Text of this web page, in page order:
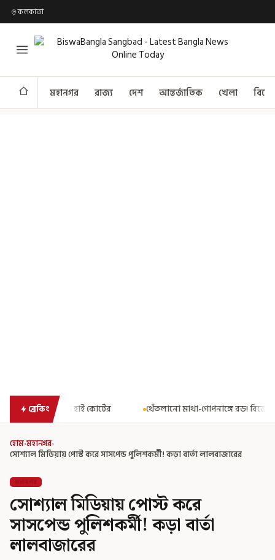
কলকাতা
মহানগর রাজ্য দেশ আন্তর্জাতিক খেলা
ব্রেকিংথেঁতলানো মাথা-গোপনাঙ্গে রড! বিজেপিশাসিত অসমে নাবালিকার
হোম›মহানগর›
সোশ্যাল মিডিয়ায় পোস্ট করে সাসপেন্ড পুলিশকর্মী! কড়া বার্তা লালবাজারের
মহানগর
সোশ্যাল মিডিয়ায় পোস্ট করে
সাসপেন্ড পুলিশকর্মী! কড়া বার্তা
লালবাজারের